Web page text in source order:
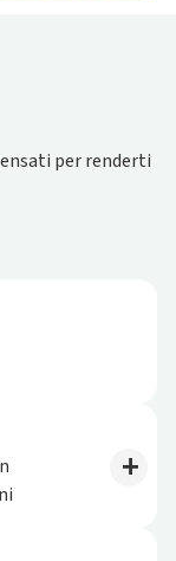
per renderti